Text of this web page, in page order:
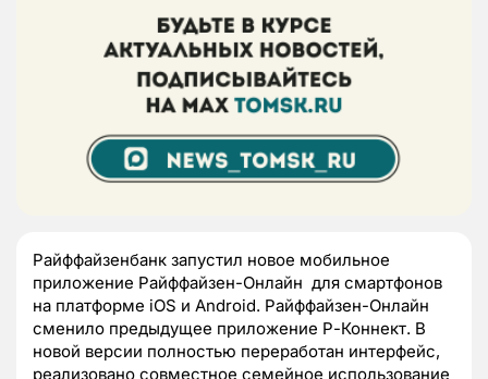
Райффайзенбанк запустил новое мобильное
приложение Райффайзен-Онлайн для смартфонов
на платформе iOS и Android. Райффайзен-Онлайн
сменило предыдущее приложение Р-Коннект. В
новой версии полностью переработан интерфейс,
реализовано совместное семейное использование